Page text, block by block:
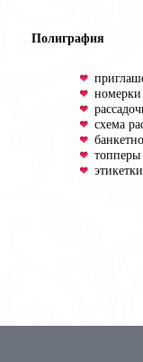
Полиграфия
номерки
схема
топперы